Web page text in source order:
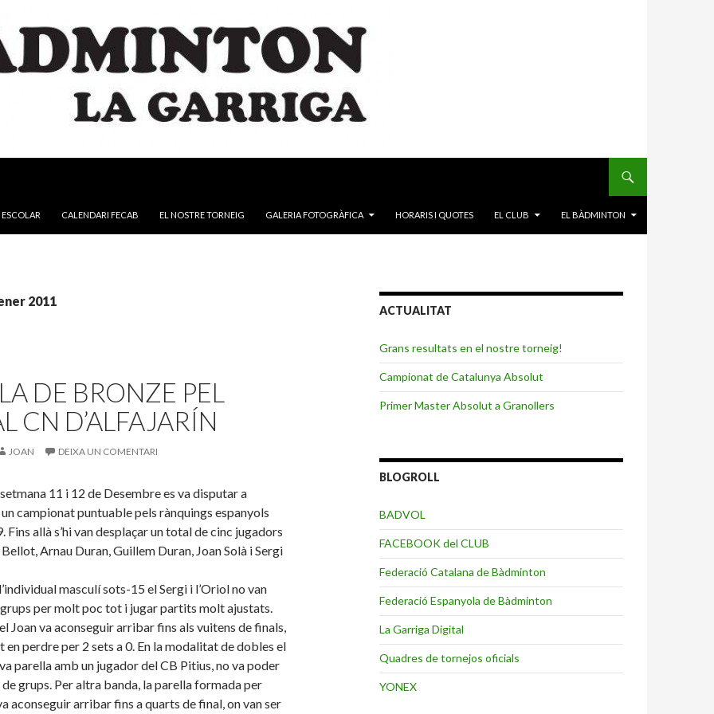
CALENDARI FECAB EL NOSTRE TORNEIG GALERIA FOTOGRÀFICA HORARIS I QUOTES EL CLUB EL BÀDMINTON
2011
DE BRONZE PEL
CN D’ALFAJARÍN
JOAN DEIXA UN COMENTARI
11 i 12 de Desembre es va disputar a
campionat puntuable pels rànquings espanyols
allà s’hi van desplaçar un total de cinc jugadors
Arnau Duran, Guillem Duran, Joan Solà i Sergi
masculí sots-15 el Sergi i l’Oriol no van
per molt poc tot i jugar partits molt ajustats.
Joan va aconseguir arribar fins als vuitens de finals,
en perdre per 2 sets a 0. En la modalitat de dobles el
parella amb un jugador del CB Pitius, no va poder
de grups. Per altra banda, la parella formada per
aconseguir arribar fins a quarts de final, on van ser
ACTUALITAT
Grans resultats en el nostre torneig!
Campionat de Catalunya Absolut
Primer Master Absolut a Granollers
BLOGROLL
BADVOL
FACEBOOK del CLUB
Federació Catalana de Bàdminton
Federació Espanyola de Bàdminton
La Garriga Digital
Quadres de tornejos oficials
YONEX